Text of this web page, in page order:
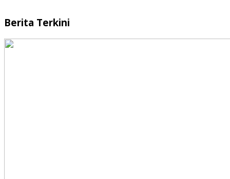
Berita Terkini